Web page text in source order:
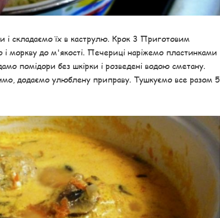
складаємо їх в каструлю. Крок 3 Приготовим
моркву до м'якості. Печериці наріжемо пластинками
помідори без шкірки і розведені водою сметану.
додаємо улюблену приправу. Тушкуємо все разом 5